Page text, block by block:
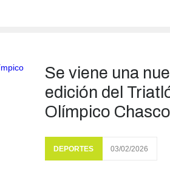
Se viene una
edición del
Olímpico
DEPORTES 03/02/2026